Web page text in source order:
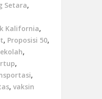
Setara,
Kalifornia,
, Proposisi 50,
,
,
,
, vaksin